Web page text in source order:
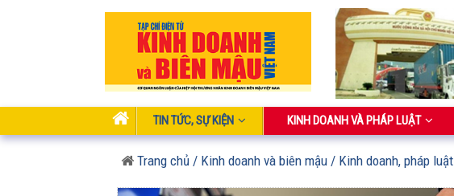
TIN TỨC, SỰ KIỆN KINH DOANH VÀ PHÁP LUẬT
Trang chủ / Kinh doanh và biên mậu / Kinh doanh, pháp luật